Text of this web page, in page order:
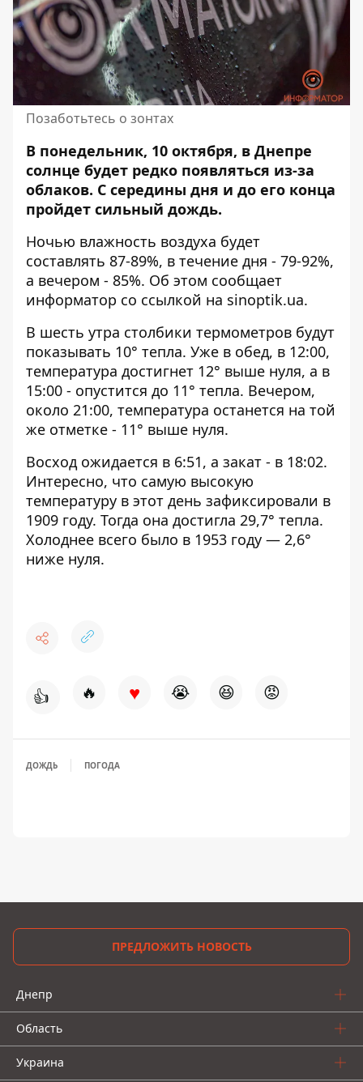
Позаботьтесь о зонтах
В понедельник, 10 октября, в Днепре
солнце будет редко появляться из-за
облаков. С середины дня и до его конца
пройдет сильный дождь.
Ночью влажность воздуха будет
составлять 87-89%, в течение дня - 79-92%,
а вечером - 85%. Об этом сообщает
информатор со ссылкой на sinoptik.ua.
В шесть утра столбики термометров будут
показывать 10° тепла. Уже в обед, в 12:00,
температура достигнет 12° выше нуля, а в
15:00 - опустится до 11° тепла. Вечером,
около 21:00, температура останется на той
же отметке - 11° выше нуля.
Восход ожидается в 6:51, а закат - в 18:02.
Интересно, что самую высокую
температуру в этот день зафиксировали в
1909 году. Тогда она достигла 29,7° тепла.
Холоднее всего было в 1953 году — 2,6°
ниже нуля.
👍 🔥 ♥ 😭 😆 😡
ДОЖДЬ ПОГОДА
ПРЕДЛОЖИТЬ НОВОСТЬ
Днепр
Область
Украина